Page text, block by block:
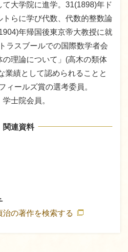
大学院に進学。31(1898)年ド
トらに学び代数、代数的整数論
年帰国後東京帝大教授に就
ラスブールでの国際数学者会
理論について」(高木の類体
業績として認められることと
ィールズ賞の選考委員。
士院会員。
関連資料
の著作を検索する